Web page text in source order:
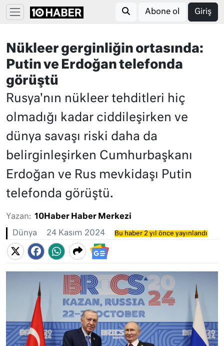
Abone ol Giriş
Nükleer gerginliğin ortasında:
Putin ve Erdoğan telefonda
görüştü
Rusya'nın nükleer tehditleri hiç
olmadığı kadar ciddileşirken ve
dünya savaşı riski daha da
belirginleşirken Cumhurbaşkanı
Erdoğan ve Rus mevkidaşı Putin
telefonda görüştü.
Yazan: 10Haber Haber Merkezi
Dünya 24 Kasım 2024 Bu haber 2 yıl önce yayınlandı